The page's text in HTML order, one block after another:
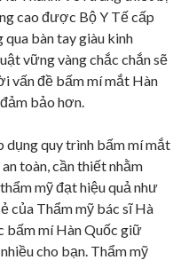
cao được Bộ Y Tế cấp
qua bàn tay giàu kinh
vững vàng chắc chắn sẽ
vấn đề bấm mí mắt Hàn
bảo hơn.
dụng quy trình bấm mí mắt
toàn, cần thiết nhằm
mỹ đạt hiệu quả như
của Thẩm mỹ bác sĩ Hà
bấm mí Hàn Quốc giữ
cho bạn. Thẩm mỹ